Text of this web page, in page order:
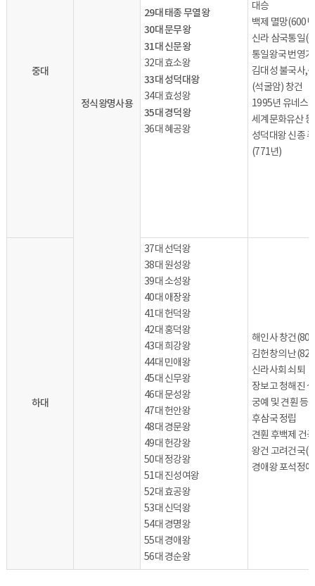
정식왕명사용
중대
29대 태종 무열왕
30대 문무왕
31대 신문왕
32대 효소왕
33대 성덕대왕
34대 효성왕
35대 경덕왕
36대 혜공왕
대승
백제 멸망(600
신라 삼국통일
통일왕국 번영
김대성 불국사,
(석굴암) 창건
1995년 유네스
세계문화유산
성덕대왕 신종
(771년)
하대
37대 선덕왕
38대 원성왕
39대 소성왕
40대 애장왕
41대 헌덕왕
42대 홍덕왕
43대 희강왕
44대 민애왕
45대 신무왕
46대 문성왕
47대 헌안왕
48대 경문왕
49대 헌강왕
50대 정강왕
51대 진성여왕
52대 효공왕
53대 신덕왕
54대 경명왕
55대 경애왕
56대 경순왕
해인사 창건
김헌창의 난
신라사회 쇠퇴
장보고 청해진
궁예 및 견훤 등
후삼국 정립
견훤 후백제 건
왕건 고려건국
경애왕 포석정